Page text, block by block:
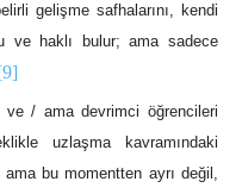
gelişme safhalarını, kendi
ve haklı bulur; ama sadece
ve / ama devrimci öğrencileri
uzlaşma kavramındaki
bu momentten ayrı değil,